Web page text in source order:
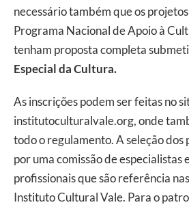
necessário também que os
Programa Nacional de Apoio à
tenham proposta completa
Especial da Cultura.
As inscrições podem ser feitas no
institutoculturalvale.org, onde
todo o regulamento. A seleção dos
por uma comissão de especialistas
profissionais que são referência
Instituto Cultural Vale. Para o